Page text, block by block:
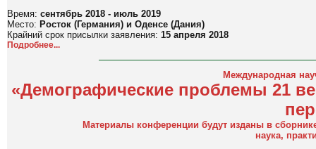
Время: сентябрь 2018 - июль 2019
Место: Росток (Германия) и Оденсе (Дания)
Крайний срок присылки заявления: 15 апреля 2018
Подробнее...
Международная
«Демографические проблемы 21
Материалы конференции будут изданы в
наука,